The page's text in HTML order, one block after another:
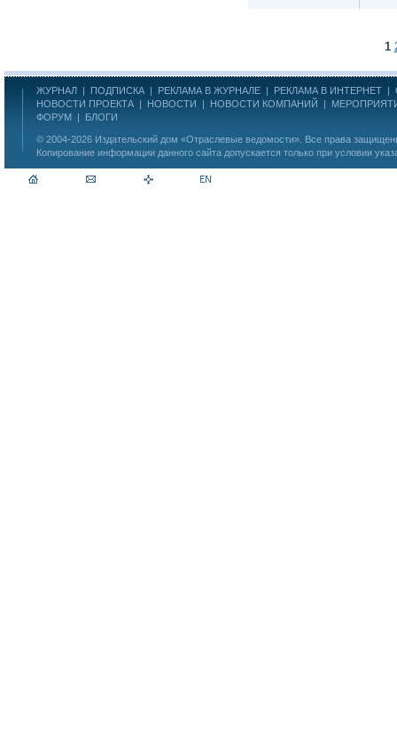
1
ЖУРНАЛ | ПОДПИСКА | РЕКЛАМА В ЖУРНАЛЕ | РЕКЛАМА В ИНТЕРНЕТ |
НОВОСТИ ПРОЕКТА | НОВОСТИ | НОВОСТИ КОМПАНИЙ |
ФОРУМ | БЛОГИ
© 2004-2026 Издательский дом «Отраслевые ведомости» . Все права
Копирование информации данного сайта допускается только при условии